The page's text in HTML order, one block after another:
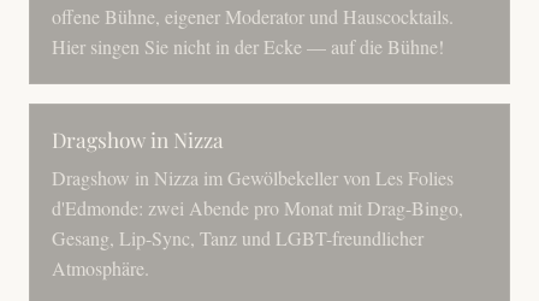
offene Bühne, eigener Moderator und Hauscocktails.
Hier singen Sie nicht in der Ecke — auf die Bühne!
Dragshow in Nizza
Dragshow in Nizza im Gewölbekeller von Les Folies
d'Edmonde: zwei Abende pro Monat mit Drag-Bingo,
Gesang, Lip-Sync, Tanz und LGBT-freundlicher
Atmosphäre.